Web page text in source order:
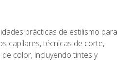
prácticas de estilismo para
capilares, técnicas de corte,
color, incluyendo tintes y